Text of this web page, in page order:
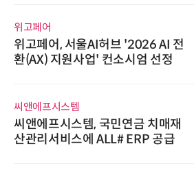
위고페어
위고페어, 서울AI허브 '2026 AI 전
환(AX) 지원사업' 컨소시엄 선정
씨앤에프시스템
씨앤에프시스템, 국민연금 치매재
산관리서비스에 ALL# ERP 공급